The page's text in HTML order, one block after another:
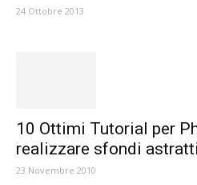
24 Ottobre 2013
10 Ottimi Tutorial per
realizzare sfondi astratti
23 Novembre 2010